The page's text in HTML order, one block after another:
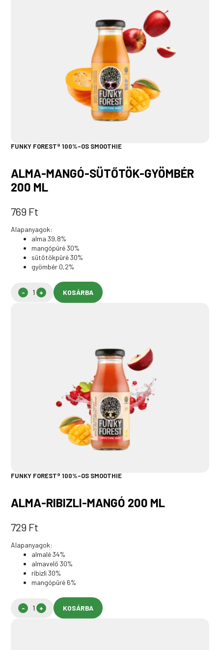
FUNKY FOREST® 100%-OS SMOOTHIE
ALMA-MANGÓ-SÜTŐTÖK-GYÖMBÉR
200 ML
769 Ft
Alapanyagok:
alma 39,8%
mangópüré 30%
sütőtökpüré 30%
gyömbér 0,2%
KOSÁRBA
FUNKY FOREST® 100%-OS SMOOTHIE
ALMA-RIBIZLI-MANGÓ 200 ML
729 Ft
Alapanyagok:
almalé 34%
almavelő 30%
ribizli 30%
mangópüré 6%
KOSÁRBA